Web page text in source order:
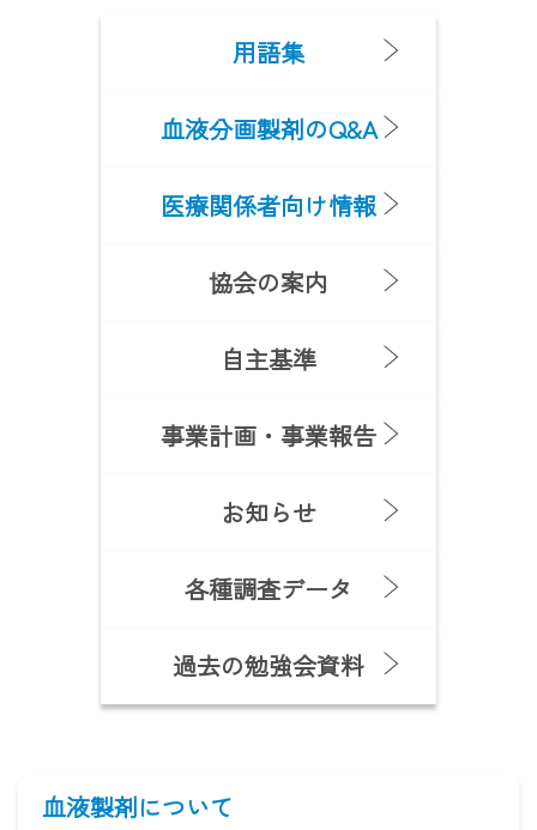
用語集
血液分画製剤のQ&A
医療関係者向け情報
協会の案内
自主基準
事業計画・事業報告
お知らせ
各種調査データ
過去の勉強会資料
血液製剤について